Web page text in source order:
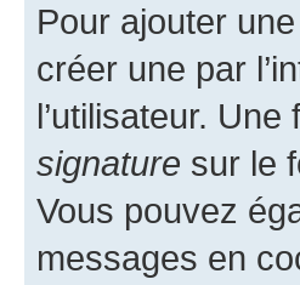
Pour ajouter
créer une par
l’utilisateur.
signature sur le
Vous pouvez
messages en